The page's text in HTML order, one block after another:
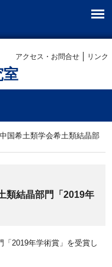
室
アクセス・お問合せ リンク
国希土類学会希土類結晶部
類結晶部門「2019年
2019年学術賞」を受賞し